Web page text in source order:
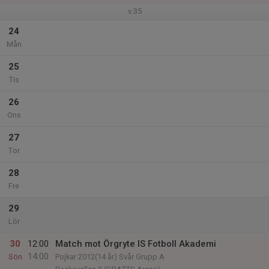
v.35
24
Mån
25
Tis
26
Ons
27
Tor
28
Fre
29
Lör
30
Sön
12:00
14:00
Match mot Örgryte IS Fotboll Akademi
Pojkar 2012(14 år) Svår Grupp A